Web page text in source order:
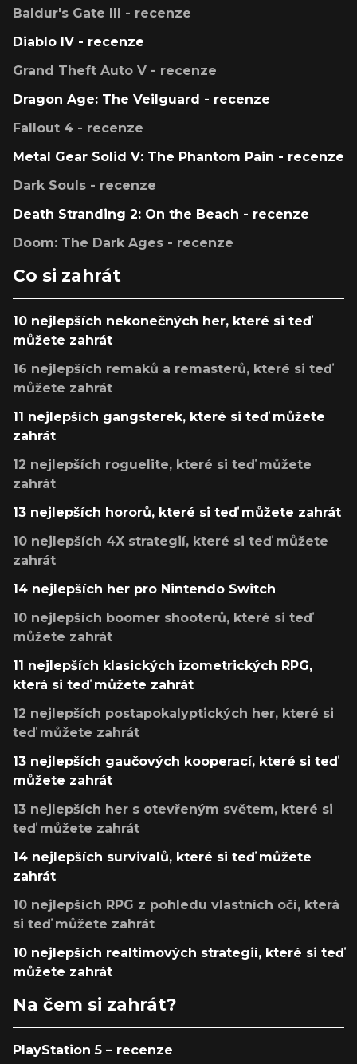
Baldur's Gate III - recenze
Diablo IV - recenze
Grand Theft Auto V - recenze
Dragon Age: The Veilguard - recenze
Fallout 4 - recenze
Metal Gear Solid V: The Phantom Pain - recenze
Dark Souls - recenze
Death Stranding 2: On the Beach - recenze
Doom: The Dark Ages - recenze
Co si zahrát
10 nejlepších nekonečných her, které si teď
můžete zahrát
16 nejlepších remaků a remasterů, které si teď
můžete zahrát
11 nejlepších gangsterek, které si teď můžete
zahrát
12 nejlepších roguelite, které si teď můžete
zahrát
13 nejlepších hororů, které si teď můžete zahrát
10 nejlepších 4X strategií, které si teď můžete
zahrát
14 nejlepších her pro Nintendo Switch
10 nejlepších boomer shooterů, které si teď
můžete zahrát
11 nejlepších klasických izometrických RPG,
která si teď můžete zahrát
12 nejlepších postapokalyptických her, které si
teď můžete zahrát
13 nejlepších gaučových kooperací, které si teď
můžete zahrát
13 nejlepších her s otevřeným světem, které si
teď můžete zahrát
14 nejlepších survivalů, které si teď můžete
zahrát
10 nejlepších RPG z pohledu vlastních očí, která
si teď můžete zahrát
10 nejlepších realtimových strategií, které si teď
můžete zahrát
Na čem si zahrát?
PlayStation 5 – recenze